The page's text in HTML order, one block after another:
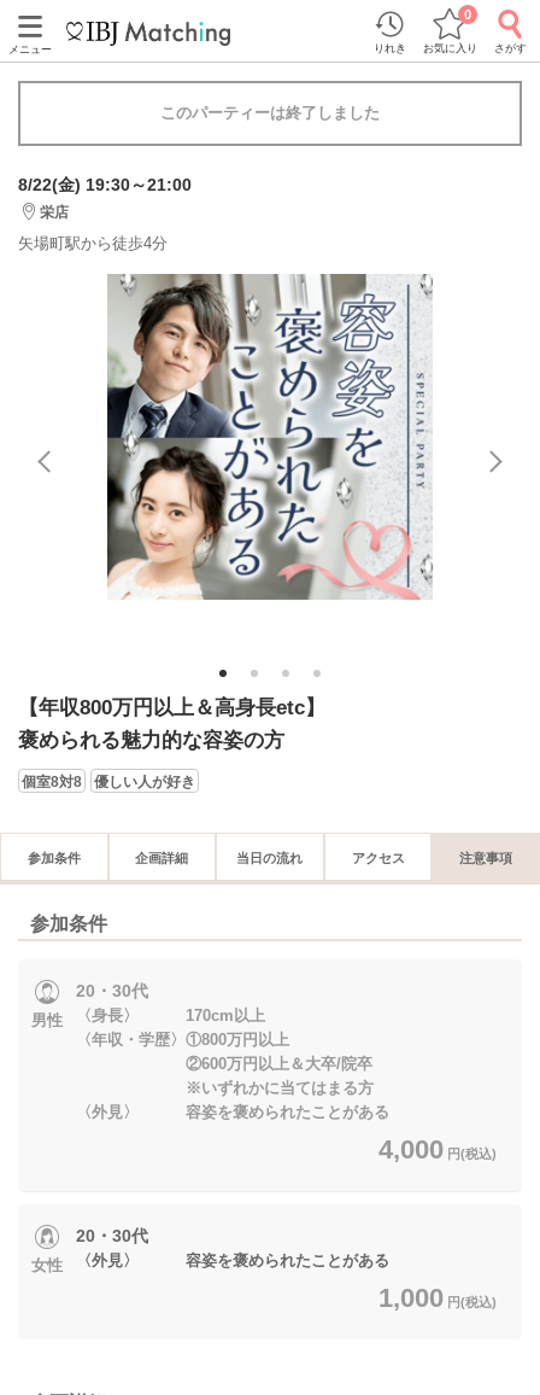
メニュー りれき お気に入り
0
さがす
このパーティーは終了しました
8/22(金) 19:30～21:00
栄店
矢場町駅から徒歩4分
1 2 3 4
【年収800万円以上＆高身長etc】
褒められる魅力的な容姿の方
個室8対8 優しい人が好き
参加条件 企画詳細 当日の流れ アクセス 注意事項
参加条件
男性
20・30代
〈身長〉 170cm以上
〈年収・学歴〉①800万円以上
②600万円以上＆大卒/院卒
※いずれかに当てはまる方
〈外見〉 容姿を褒められたことがある
4,000 円(税込)
女性
20・30代
〈外見〉 容姿を褒められたことがある
1,000 円(税込)